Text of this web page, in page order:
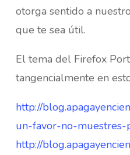
otorga sentido a
que te sea útil.
El tema del Firefox
tangencialmente en
http://
un-favor-no-
http://